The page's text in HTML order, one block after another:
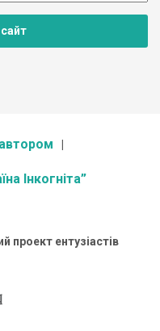
Інкогніта”
проект ентузіастів